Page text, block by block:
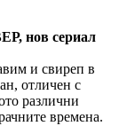
нов сериал
и свиреп в
отличен с
различни
времена.